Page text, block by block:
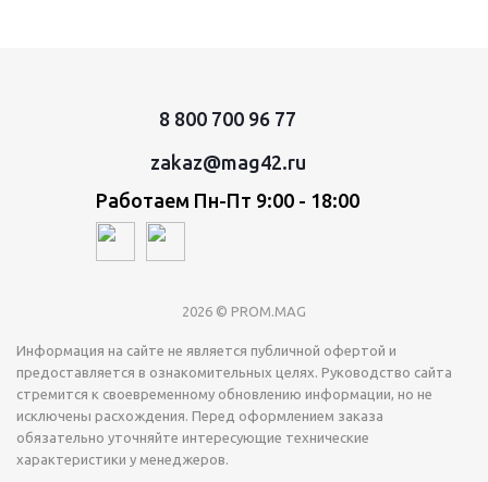
8 800 700 96 77
zakaz@mag42.ru
Работаем Пн-Пт 9:00 - 18:00
2026 © PROM.MAG
Информация на сайте не является публичной офертой и
предоставляется в ознакомительных целях. Руководство сайта
стремится к своевременному обновлению информации, но не
исключены расхождения. Перед оформлением заказа
обязательно уточняйте интересующие технические
характеристики у менеджеров.